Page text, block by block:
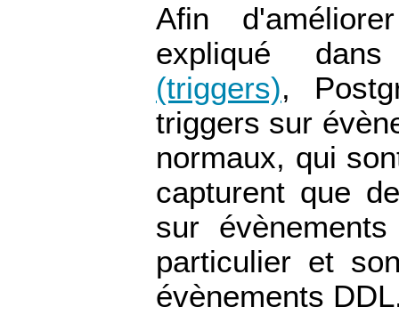
Afin
expliqué
(triggers),
triggers sur
normaux, qui
capturent que
sur
particulier et
évènements